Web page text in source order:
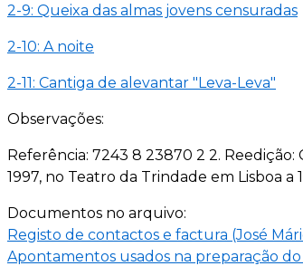
2-9: Queixa das almas jovens censuradas
2-10: A noite
2-11: Cantiga de alevantar "Leva-Leva"
Observações:
Referência: 7243 8 23870 2 2.
1997, no Teatro da Trindade em Lisboa a
Documentos no arquivo:
Registo de contactos e factura (José
Apontamentos usados na preparação